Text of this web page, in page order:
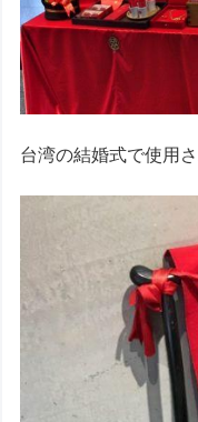
台湾の結婚式で使用